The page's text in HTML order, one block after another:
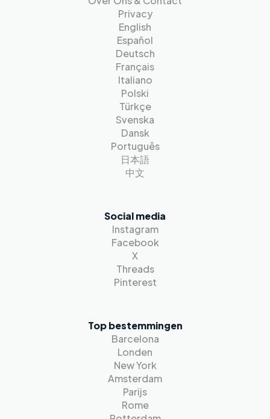
Privacy
English
Español
Deutsch
Français
Italiano
Polski
Türkçe
Svenska
Dansk
Português
日本語
中文
Social media
Instagram
Facebook
X
Threads
Pinterest
Top bestemmingen
Barcelona
Londen
New York
Amsterdam
Parijs
Rome